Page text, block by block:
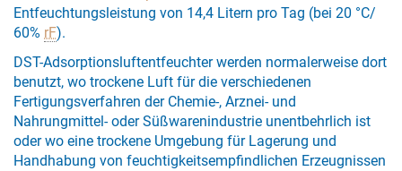
Entfeuchtungsleistung von 14,4 Litern pro Tag (bei 20 °C/
60% rF).
DST-Adsorptionsluftentfeuchter werden normalerweise dort
benutzt, wo trockene Luft für die verschiedenen
Fertigungsverfahren der Chemie-, Arznei- und
Nahrungmittel- oder Süßwarenindustrie unentbehrlich ist
oder wo eine trockene Umgebung für Lagerung und
Handhabung von feuchtigkeitsempfindlichen Erzeugnissen